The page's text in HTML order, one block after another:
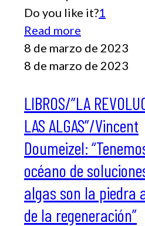
Do you like it?1
Read more
8 de marzo de 2023
8 de marzo de 2023
LIBROS/”LA
LAS ALGAS”/Vincent
Doumeizel:
océano de
algas son la piedra
de la regeneración”